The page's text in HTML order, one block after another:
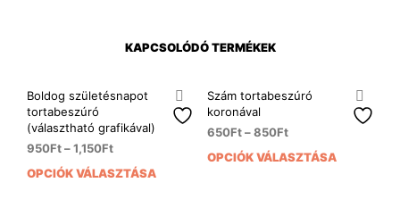
KAPCSOLÓDÓ TERMÉKEK
Boldog születésnapot
tortabeszúró
(választható grafikával)
950Ft–1,150Ft
OPCIÓK VÁLASZTÁSA
Szám tortabeszúró
koronával
650Ft–850Ft
OPCIÓK VÁLASZTÁSA